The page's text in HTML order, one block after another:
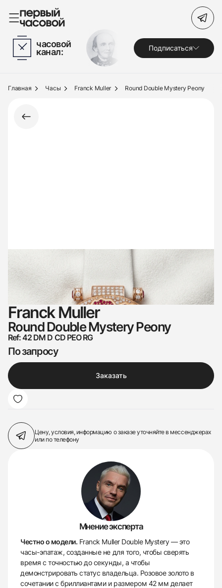
Часы
Украшения
Под заказ
Поиск по сайту
часовой
канал: Подписаться
Главная Часы Franck Muller Round Double Mystery Peony
Franck Muller
Round Double Mystery Peony
Ref: 42 DM D CD PEO RG
По запросу
Заказать
Цену, условия, информацию о заказеуточняйте в мессенджерах
или по телефону
Мнение эксперта
Честно о модели. Franck Muller Double Mystery — это
часы-эпатаж, созданные не для того, чтобы сверять
время с точностью до секунды, а чтобы
демонстрировать статус владельца. Розовое золото в
сочетании с бриллиантами и размером 42 мм делает